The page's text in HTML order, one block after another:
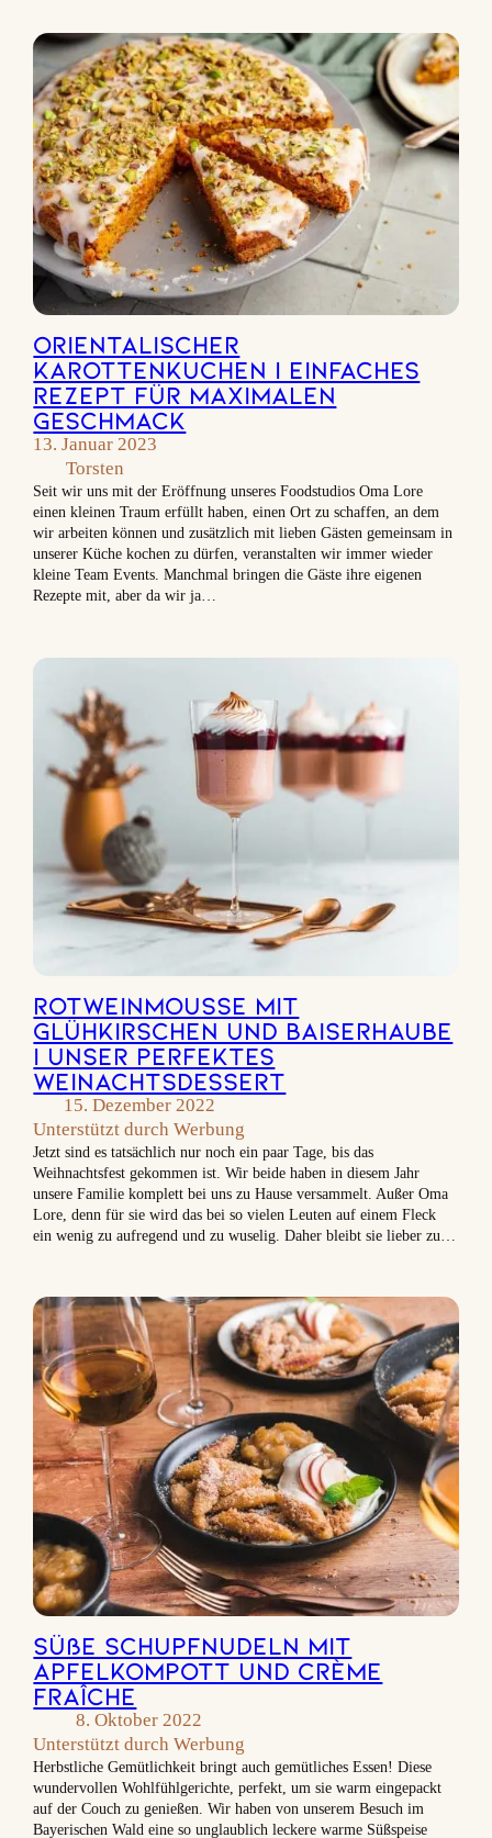
Orientalischer
Karottenkuchen | Einfaches
Rezept für maximalen
Geschmack
13. Januar 2023
Torsten
Seit wir uns mit der Eröffnung unseres Foodstudios Oma Lore
einen kleinen Traum erfüllt haben, einen Ort zu schaffen, an dem
wir arbeiten können und zusätzlich mit lieben Gästen gemeinsam in
unserer Küche kochen zu dürfen, veranstalten wir immer wieder
kleine Team Events. Manchmal bringen die Gäste ihre eigenen
Rezepte mit, aber da wir ja…
Rotweinmousse mit
Glühkirschen und Baiserhaube
| Unser perfektes
Weinachtsdessert
15. Dezember 2022
Unterstützt durch Werbung
Jetzt sind es tatsächlich nur noch ein paar Tage, bis das
Weihnachtsfest gekommen ist. Wir beide haben in diesem Jahr
unsere Familie komplett bei uns zu Hause versammelt. Außer Oma
Lore, denn für sie wird das bei so vielen Leuten auf einem Fleck
ein wenig zu aufregend und zu wuselig. Daher bleibt sie lieber zu…
Süße Schupfnudeln mit
Apfelkompott und Crème
Fraîche
8. Oktober 2022
Unterstützt durch Werbung
Herbstliche Gemütlichkeit bringt auch gemütliches Essen! Diese
wundervollen Wohlfühlgerichte, perfekt, um sie warm eingepackt
auf der Couch zu genießen. Wir haben von unserem Besuch im
Bayerischen Wald eine so unglaublich leckere warme Süßspeise